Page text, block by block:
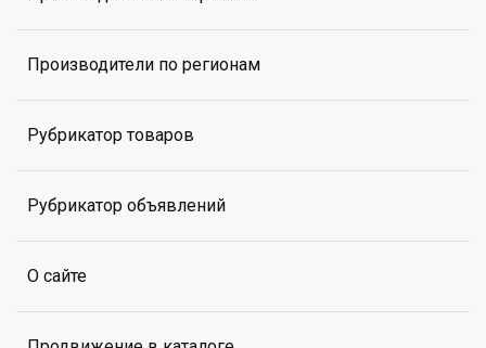
Производители по регионам
Рубрикатор товаров
Рубрикатор объявлений
О сайте